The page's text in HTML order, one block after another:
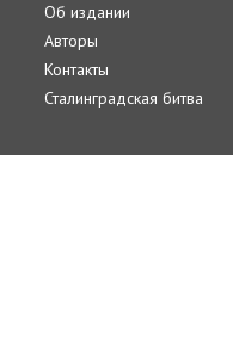
Об издании
Авторы
Контакты
Сталинградская битва